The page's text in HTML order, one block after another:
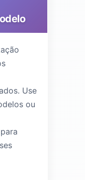
Use
ou